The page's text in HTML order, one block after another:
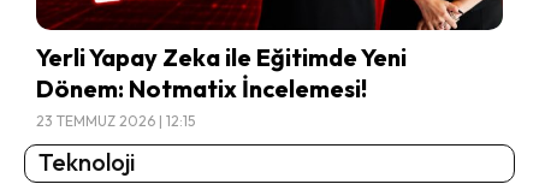
Yerli Yapay Zeka ile Eğitimde Yeni
Dönem: Notmatix İncelemesi!
23 TEMMUZ 2026 | 12:15
Teknoloji